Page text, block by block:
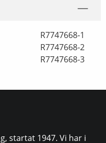
R7747668-1
R7747668-2
R7747668-3
startat 1947. Vi har i